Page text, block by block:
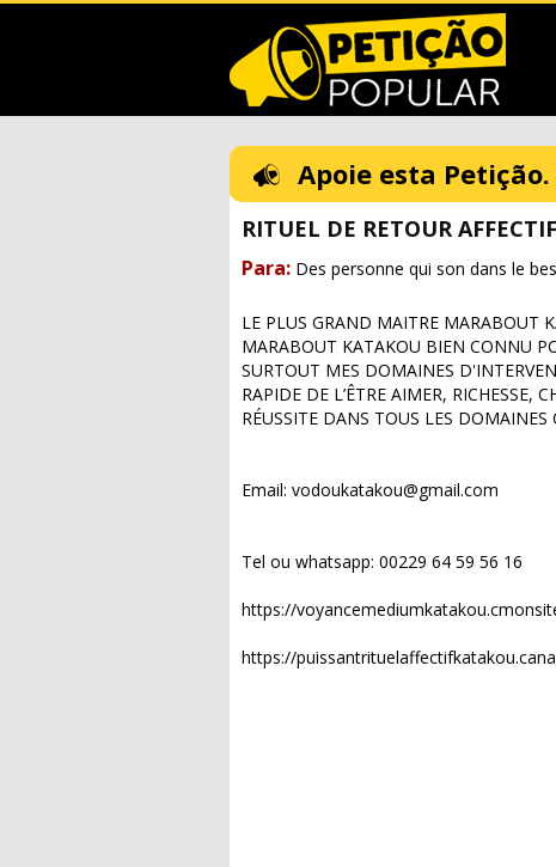
Apoie esta
RITUEL DE RETOUR
Para: Des personne qui son dans le
LE PLUS GRAND MAITRE MARABOUT
MARABOUT KATAKOU BIEN CONNU
SURTOUT MES DOMAINES
RAPIDE DE L’ÊTRE AIMER, RICHESSE,
RÉUSSITE DANS TOUS LES
Email: vodoukatakou@gmail.com
Tel ou whatsapp: 00229 64 59 56 16
https://
https://